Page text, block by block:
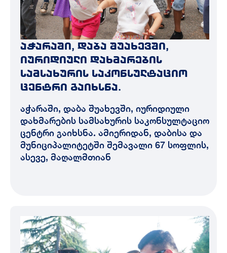
აჭარაში, დაბა შუახევში,
იურიდიული დახმარების
სამსახურის საკონსულტაციო
ცენტრი გაიხსნა.
აჭარაში, დაბა შუახევში, იურიდიული
დახმარების სამსახურის საკონსულტაციო
ცენტრი გაიხსნა. ამიერიდან, დაბისა და
მუნიციპალიტეტში შემავალი 67 სოფლის,
ასევე, მაღალმთიან